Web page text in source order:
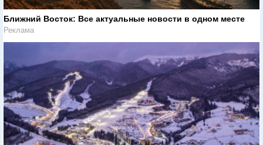
Ближний Восток: Все актуальные новости в одном месте
Реклама